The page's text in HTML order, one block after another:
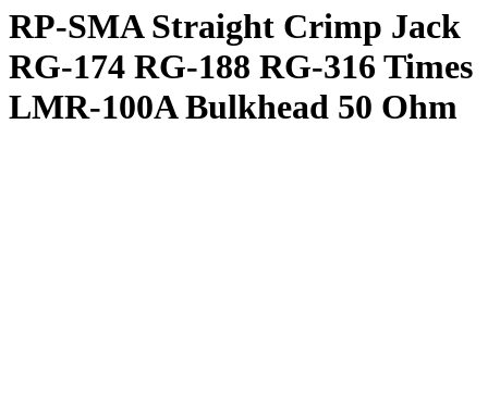
RP-SMA Straight Crimp Jack
RG-174 RG-188 RG-316 Times
LMR-100A Bulkhead 50 Ohm